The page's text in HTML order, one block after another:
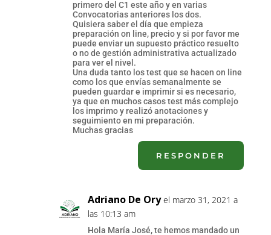
primero del C1 este año y en varias
Convocatorias anteriores los dos.
Quisiera saber el día que empieza
preparación on line, precio y si por favor me
puede enviar un supuesto práctico resuelto
o no de gestión administrativa actualizado
para ver el nivel.
Una duda tanto los test que se hacen on line
como los que envías semanalmente se
pueden guardar e imprimir si es necesario,
ya que en muchos casos test más complejo
los imprimo y realizó anotaciones y
seguimiento en mi preparación.
Muchas gracias
RESPONDER
Adriano De Ory el marzo 31, 2021 a
las 10:13 am
Hola María José, te hemos mandado un